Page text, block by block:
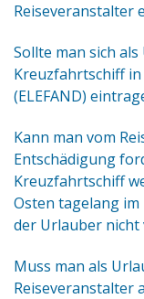
Reiseveranstalter
Sollte man sich
Kreuzfahrtschiff
(ELEFAND)
Kann man vom
Entschädigung
Kreuzfahrtschiff
Osten tagelang
der Urlauber nicht
Muss man als
Reiseveranstalter